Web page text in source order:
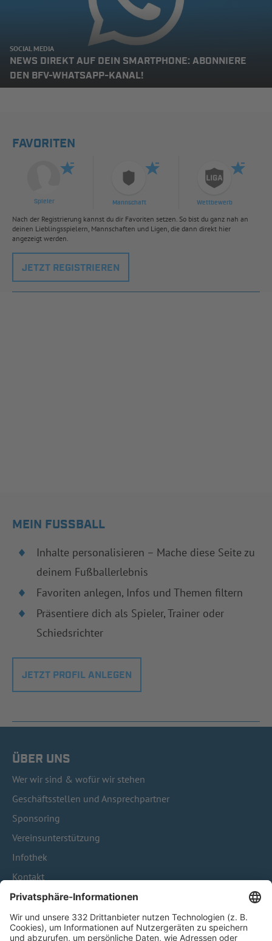
SOCIAL MEDIA
NEWS DIREKT AUF DEIN SMARTPHONE: ABONNIERE
DEN BFV-WHATSAPP-KANAL!
FAVORITEN
Spieler Mannschaft Wettbewerb
Nach der Registrierung kannst du dir Favoriten setzen. So bist du ganz nah an
deinen Lieblingsspielern, Mannschaften und Ligen, die dann direkt hier
angezeigt werden.
JETZT REGISTRIEREN
MEIN FUSSBALL
Inhalte personalisieren – Mache diese Seite zu
deinem Fußballerlebnis
Favoriten anlegen, Infos und Themen filtern
Präsentiere dich als Spieler, Trainer oder
Schiedsrichter
JETZT PROFIL ANLEGEN
ÜBER UNS
Wer wir sind & wofür wir stehen
Geschäftsstellen und Ansprechpartner
Sponsoring
Vereinsunterstützung
Infothek
Kontakt
HÄUFIG BESUCHTE SEITEN
Pässe und Vereinswechsel